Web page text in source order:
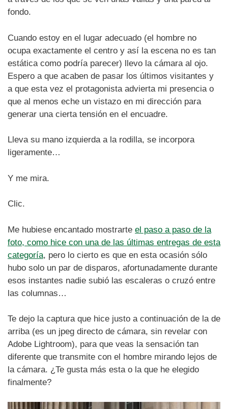
fondo.
Cuando estoy en el lugar adecuado (el hombre no
ocupa exactamente el centro y así la escena no es tan
estática como podría parecer) llevo la cámara al ojo.
Espero a que acaben de pasar los últimos visitantes y
a que esta vez el protagonista advierta mi presencia o
que al menos eche un vistazo en mi dirección para
generar una cierta tensión en el encuadre.
Lleva su mano izquierda a la rodilla, se incorpora
ligeramente…
Y me mira.
Clic.
Me hubiese encantado mostrarte el paso a paso de la
foto, como hice con una de las últimas entregas de esta
categoría, pero lo cierto es que en esta ocasión sólo
hubo solo un par de disparos, afortunadamente durante
esos instantes nadie subió las escaleras o cruzó entre
las columnas…
Te dejo la captura que hice justo a continuación de la de
arriba (es un jpeg directo de cámara, sin revelar con
Adobe Lightroom), para que veas la sensación tan
diferente que transmite con el hombre mirando lejos de
la cámara. ¿Te gusta más esta o la que he elegido
finalmente?